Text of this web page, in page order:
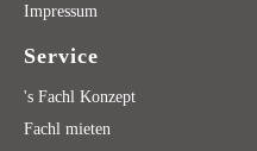
Impressum
Service
's Fachl Konzept
Fachl mieten